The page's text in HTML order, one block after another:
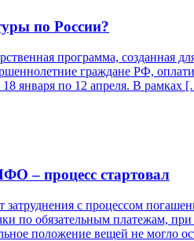
по России?
программа, созданная
граждане РФ,
18 января по 12 апреля. В рамках
– процесс стартовал
с процессом
по обязательным платежам, при
положение вещей не могло